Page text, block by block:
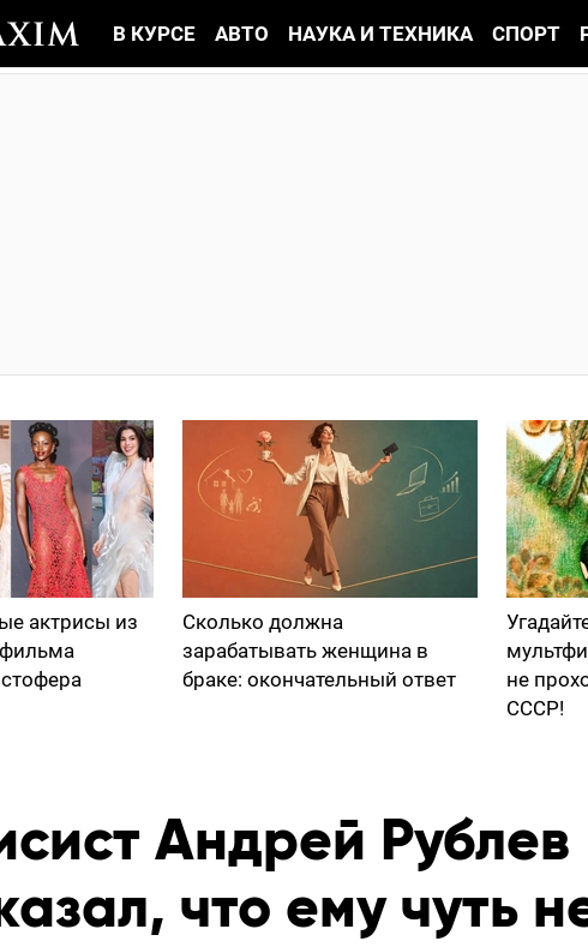
В КУРСЕ АВТО НАУКА И ТЕХНИКА СПОРТ
актрисы из
Сколько должна
зарабатывать женщина в
браке: окончательный ответ
не
СССР!
Андрей Рублев
что ему чуть